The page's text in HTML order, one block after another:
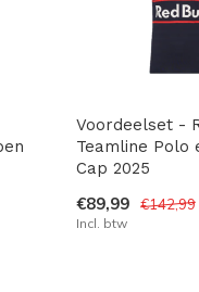
Voordeelset -
Teamline Polo
Cap 2025
€89,99 €142,99
Incl. btw